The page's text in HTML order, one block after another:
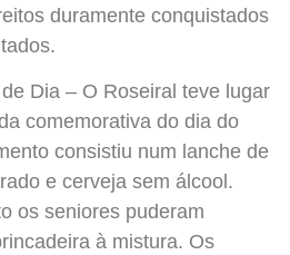
duramente conquistados
Dia – O Roseiral teve lugar
comemorativa do dia do
consistiu num lanche de
e cerveja sem álcool.
os seniores puderam
à mistura. Os